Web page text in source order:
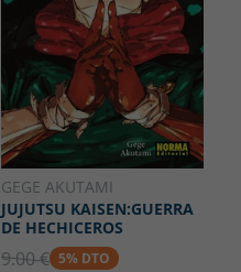
GEGE AKUTAMI
JUJUTSU KAISEN:GUERRA
DE HECHICEROS
9.00 € 5% DTO